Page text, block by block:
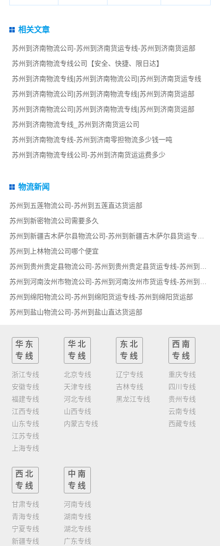
相关文章
苏州到济南物流公司-苏州到济南货运专线-苏州到济南货运部
苏州到济南物流专线公司【安全、快捷、限日达】
苏州到济南物流专线|苏州到济南物流公司|苏州到济南货运专线
苏州到济南物流公司|苏州到济南物流专线|苏州到济南货运部
苏州到济南物流公司|苏州到济南物流专线|苏州到济南货运部
苏州到济南物流专线_苏州到济南货运公司
苏州到济南物流专线-苏州到济南零担物流多少钱一吨
苏州到济南物流专线公司-苏州到济南货运运费多少
物流新闻
苏州到五莲物流公司-苏州到五莲直达货运部
苏州到新密物流公司需要多久
苏州到上林物流公司哪个便宜
苏州到绵阳物流公司-苏州到绵阳货运专线-苏州到绵阳货运部
苏州到盐山物流公司-苏州到盐山直达货运部
华东
专线
浙江专线
安徽专线
福建专线
江西专线
山东专线
江苏专线
上海专线
华北
专线
北京专线
天津专线
河北专线
山西专线
内蒙古专线
东北
专线
辽宁专线
吉林专线
黑龙江专线
西南
专线
重庆专线
四川专线
贵州专线
云南专线
西藏专线
西北
专线
甘肃专线
青海专线
宁夏专线
新疆专线
中南
专线
河南专线
湖南专线
湖北专线
广东专线